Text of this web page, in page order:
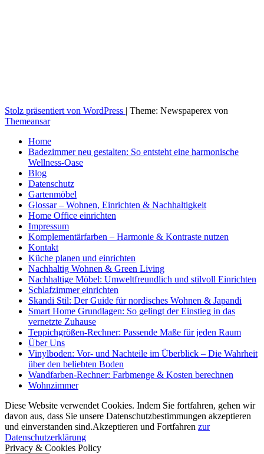
Stolz präsentiert von WordPress | Theme: Newspaperex von
Themeansar
Home
Badezimmer neu gestalten: So entsteht eine harmonische
Wellness-Oase
Blog
Datenschutz
Gartenmöbel
Glossar – Wohnen, Einrichten & Nachhaltigkeit
Home Office einrichten
Impressum
Komplementärfarben – Harmonie & Kontraste nutzen
Kontakt
Küche planen und einrichten
Nachhaltig Wohnen & Green Living
Nachhaltige Möbel: Umweltfreundlich und stilvoll Einrichten
Schlafzimmer einrichten
Skandi Stil: Der Guide für nordisches Wohnen & Japandi
Smart Home Grundlagen: So gelingt der Einstieg in das
vernetzte Zuhause
Teppichgrößen-Rechner: Passende Maße für jeden Raum
Über Uns
Vinylboden: Vor- und Nachteile im Überblick – Die Wahrheit
über den beliebten Boden
Wandfarben-Rechner: Farbmenge & Kosten berechnen
Wohnzimmer
Diese Website verwendet Cookies. Indem Sie fortfahren, gehen wir
davon aus, dass Sie unsere Datenschutzbestimmungen akzeptieren
und einverstanden sind.Akzeptieren und Fortfahren zur
Datenschutzerklärung
Privacy & Cookies Policy